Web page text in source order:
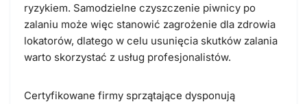
ryzykiem. Samodzielne czyszczenie piwnicy po
zalaniu może więc stanowić zagrożenie dla zdrowia
lokatorów, dlatego w celu usunięcia skutków zalania
warto skorzystać z usług profesjonalistów.
Certyfikowane firmy sprzątające dysponują